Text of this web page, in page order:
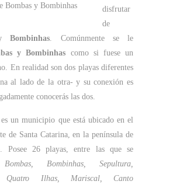
Bombas y Bombinhas
disfrutar
de
Bombinhas. Comúnmente se le
y Bombinhas como si fuese un
En realidad son dos playas diferentes
al lado de la otra- y su conexión es
conocerás las dos.
un municipio que está ubicado en el
de Santa Catarina, en la península de
Posee 26 playas, entre las que se
Bombas, Bombinhas, Sepultura,
Quatro Ilhas, Mariscal, Canto